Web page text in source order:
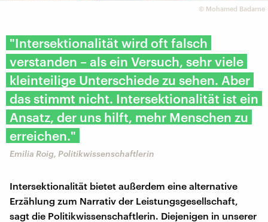
© Mohamed Badarne
"Intersektionalität wird oft falsch
verstanden – als ein Versuch, sehr viele
kleinteilige Unterschiede zu sehen. Aber
das stimmt nicht. Intersektionalität ist ein
Ansatz, der uns hilft, mehr Menschen zu
erreichen."
Emilia Roig, Politikwissenschaftlerin
Intersektionalität bietet außerdem eine alternative
Erzählung zum Narrativ der Leistungsgesellschaft,
sagt die Politikwissenschaftlerin. Diejenigen in unserer